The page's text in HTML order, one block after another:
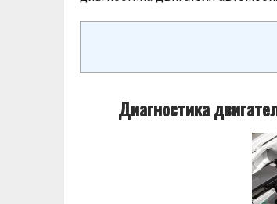
Диагностика